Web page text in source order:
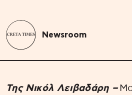
Newsroom
Της Νικόλ Λειβαδάρη –